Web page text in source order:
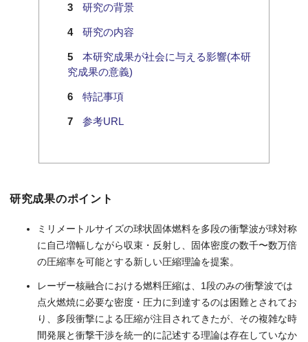
研究の背景
研究の内容
本研究成果が社会に与える影響(本研
究成果の意義)
特記事項
参考URL
研究成果のポイント
ミリメートルサイズの球状固体燃料を多段の衝撃波が球対称
に自己増幅しながら収束・反射し、固体密度の数千〜数万倍
の圧縮率を可能とする新しい圧縮理論を提案。
レーザー核融合における燃料圧縮は、1段のみの衝撃波では
点火燃焼に必要な密度・圧力に到達するのは困難とされてお
り、多段衝撃による圧縮が注目されてきたが、その複雑な時
間発展と衝撃干渉を統一的に記述する理論は存在していなか